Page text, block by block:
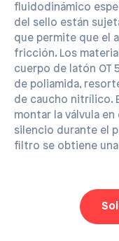
fluidodinámico
del sello están
que permite que el
fricción. Los
cuerpo de latón OT
de poliamida,
de caucho nitrílico.
montar la válvula
silencio durante el
filtro se obtiene una